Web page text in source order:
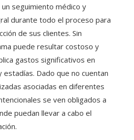
seguimiento médico y
durante todo el proceso para
de sus clientes. Sin
puede resultar costoso y
gastos significativos en
Dado que no cuentan
asociadas en diferentes
se ven obligados a
puedan llevar a cabo el